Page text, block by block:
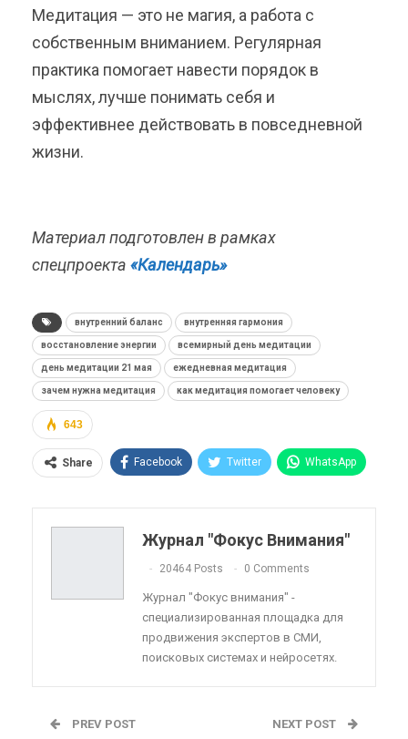
Медитация — это не магия, а работа с
собственным вниманием. Регулярная
практика помогает навести порядок в
мыслях, лучше понимать себя и
эффективнее действовать в повседневной
жизни.
Материал подготовлен в рамках
спецпроекта «Календарь»
внутренний баланс внутренняя гармония
восстановление энергии всемирный день медитации
день медитации 21 мая ежедневная медитация
зачем нужна медитация как медитация помогает человеку
643
Share Facebook Twitter WhatsApp
Telegram VK Viber
Linkedin Tumblr
Журнал "Фокус Внимания"
20464 Posts 0 Comments
Журнал "Фокус внимания" -
специализированная площадка для
продвижения экспертов в СМИ,
поисковых системах и нейросетях.
PREV POST NEXT POST